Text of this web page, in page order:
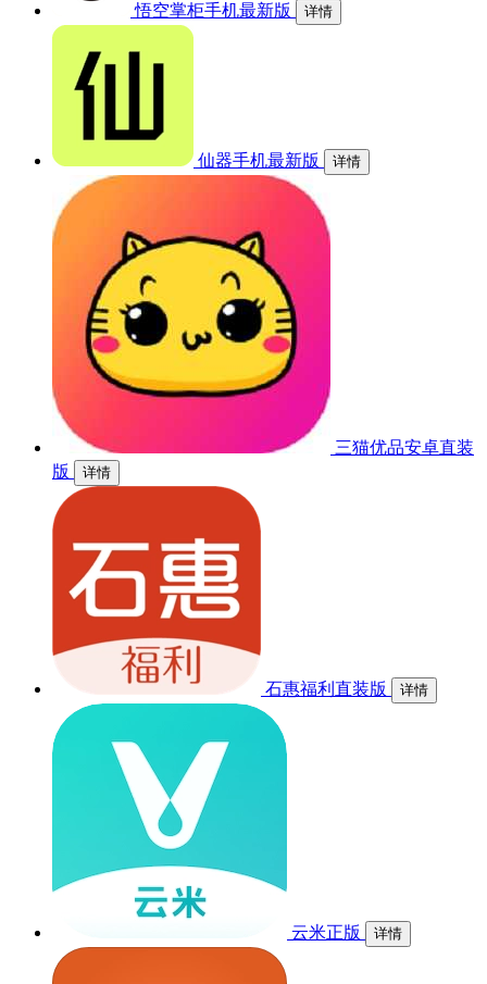
悟空掌柜手机最新版 详情
仙器手机最新版 详情
三猫优品安卓直装
版
详情
石惠福利直装版 详情
云米正版 详情